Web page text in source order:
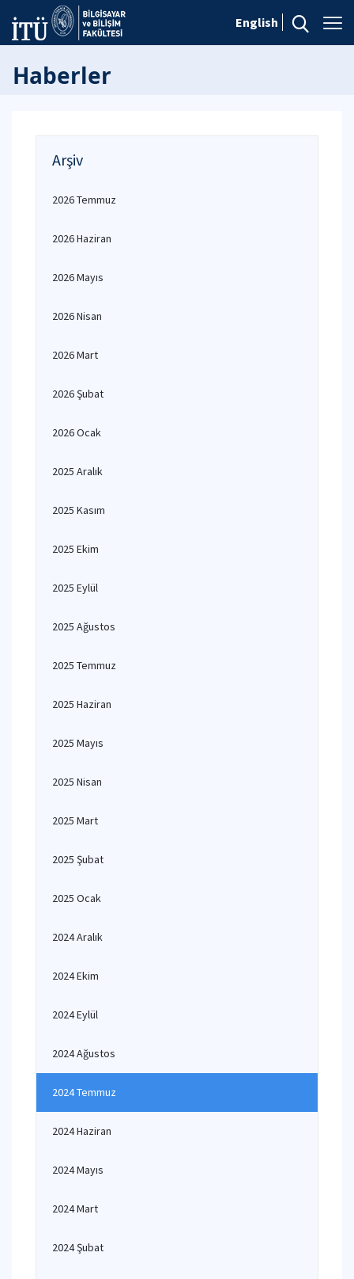
English
Haberler
Arşiv
2026 Temmuz
2026 Haziran
2026 Mayıs
2026 Nisan
2026 Mart
2026 Şubat
2026 Ocak
2025 Aralık
2025 Kasım
2025 Ekim
2025 Eylül
2025 Ağustos
2025 Temmuz
2025 Haziran
2025 Mayıs
2025 Nisan
2025 Mart
2025 Şubat
2025 Ocak
2024 Aralık
2024 Ekim
2024 Eylül
2024 Ağustos
2024 Temmuz
2024 Haziran
2024 Mayıs
2024 Mart
2024 Şubat